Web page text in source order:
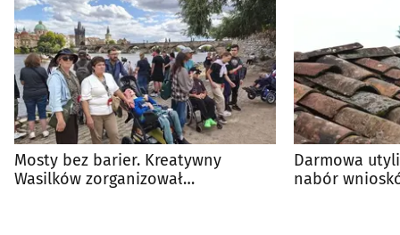
Mosty bez barier. Kreatywny
Wasilków zorganizował
Darmowa
nabór